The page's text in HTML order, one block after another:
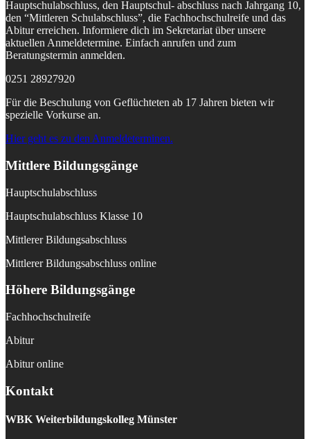
Hauptschulabschluss, den Hauptschul- abschluss nach Jahrgang 10,
den “Mittleren Schulabschluss”, die Fachhochschulreife und das
Abitur erreichen. Informiere dich im Sekretariat über unsere
aktuellen Anmeldetermine. Einfach anrufen und zum
Beratungstermin anmelden.
0251 28927920
Für die Beschulung von Geflüchteten ab 17 Jahren bieten wir
spezielle Vorkurse an.
Hier geht es zu den Anmeldeterminen.
Mittlere Bildungsgänge
Hauptschulabschluss
Hauptschulabschluss Klasse 10
Mittlerer Bildungsabschluss
Mittlerer Bildungsabschluss online
Höhere Bildungsgänge
Fachhochschulreife
Abitur
Abitur online
Kontakt
WBK Weiterbildungskolleg Münster